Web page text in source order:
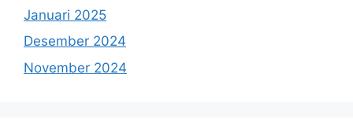
Januari 2025
Desember 2024
November 2024